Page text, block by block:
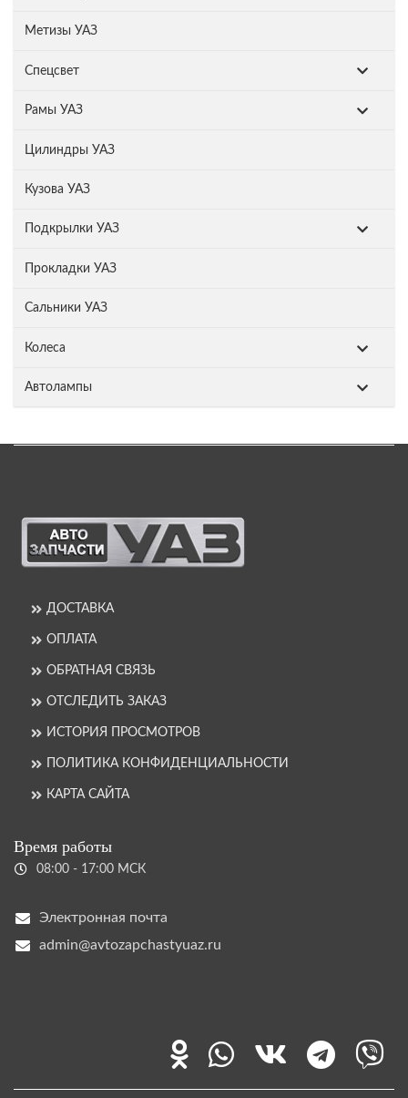
Метизы УАЗ
Спецсвет
Рамы УАЗ
Цилиндры УАЗ
Кузова УАЗ
Подкрылки УАЗ
Прокладки УАЗ
Сальники УАЗ
Колеса
Автолампы
ДОСТАВКА
ОПЛАТА
ОБРАТНАЯ СВЯЗЬ
ОТСЛЕДИТЬ ЗАКАЗ
ИСТОРИЯ ПРОСМОТРОВ
ПОЛИТИКА КОНФИДЕНЦИАЛЬНОСТИ
КАРТА САЙТА
Время работы
08:00 - 17:00 МСК
Электронная почта
admin@avtozapchastyuaz.ru